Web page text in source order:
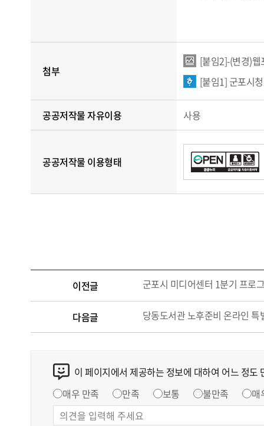
첨부
[붙임2]-(변경)
[붙임1] 군포시
공공저작물 자유이용 사용
공공저작물 이용형태
이전글 군포시 미디어센터 1분기 프로
다음글 당동도서관 노후준비 온라인
이 페이지에서 제공하는 정보에 대하여 어느 정도
매우 만족
만족 보통 불만족 매